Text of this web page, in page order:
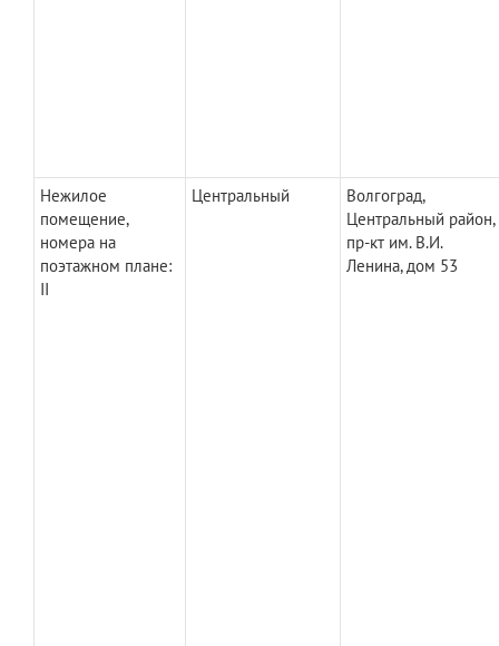
Нежилое
помещение,
номера на
поэтажном плане:
II
Центральный
Волгоград,
Центральный район,
пр-кт им. В.И.
Ленина, дом 53